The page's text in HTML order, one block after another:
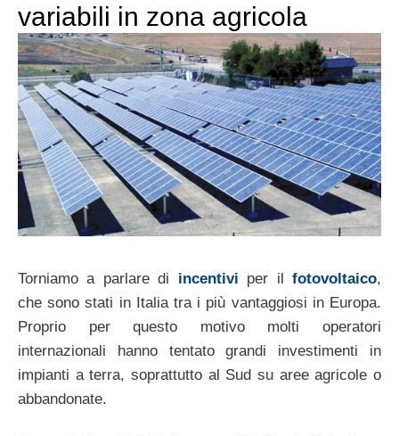
variabili in zona agricola
Torniamo a parlare di incentivi per ilfotovoltaico,
che sono stati in Italia tra i più vantaggiosi in Europa.
Proprio per questo motivo molti operatori
internazionali hanno tentato grandi investimenti in
impianti a terra, soprattutto al Sud su aree agricole o
abbandonate.